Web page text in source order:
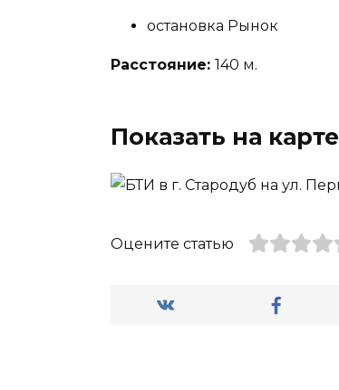
остановка Рынок
Расстояние: 140 м.
Показать на карте
Оцените статью